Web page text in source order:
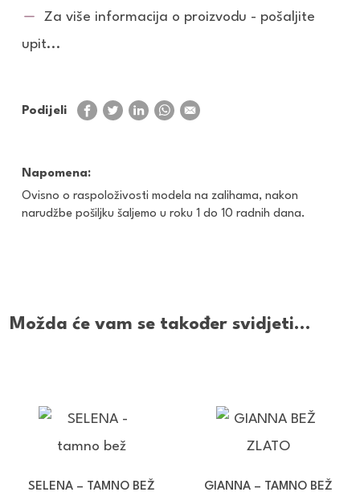
Za više informacija o proizvodu - pošaljite
upit...
Podijeli
Napomena:
Ovisno o raspoloživosti modela na zalihama, nakon
narudžbe pošiljku šaljemo u roku 1 do 10 radnih dana.
Možda će vam se također svidjeti…
SELENA – TAMNO BEŽ GIANNA – TAMNO BEŽ